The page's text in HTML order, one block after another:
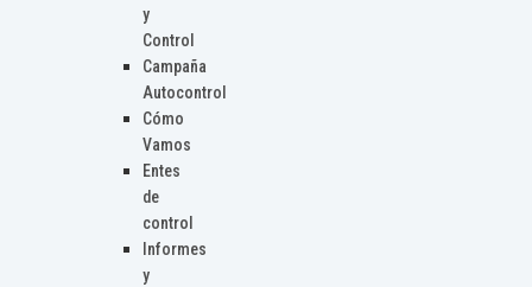
y
Control
Campaña
Autocontrol
Cómo
Vamos
Entes
de
control
Informes
y